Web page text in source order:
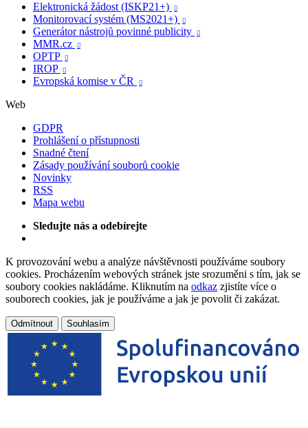
Elektronická žádost (ISKP21+)

Monitorovací systém (MS2021+) 
Generátor nástrojů povinné publicity 
MMR.cz 
OPTP 
IROP 
Evropská komise v ČR 
Web
GDPR
Prohlášení o přístupnosti
Snadné čtení
Zásady používání souborů cookie
Novinky
RSS
Mapa webu
Sledujte nás a odebírejte
K provozování webu a analýze návštěvnosti používáme soubory
cookies. Procházením webových stránek jste srozuměni s tím, jak se
soubory cookies nakládáme. Kliknutím na odkaz zjistíte více o
souborech cookies, jak je používáme a jak je povolit či zakázat.
Odmítnout Souhlasím